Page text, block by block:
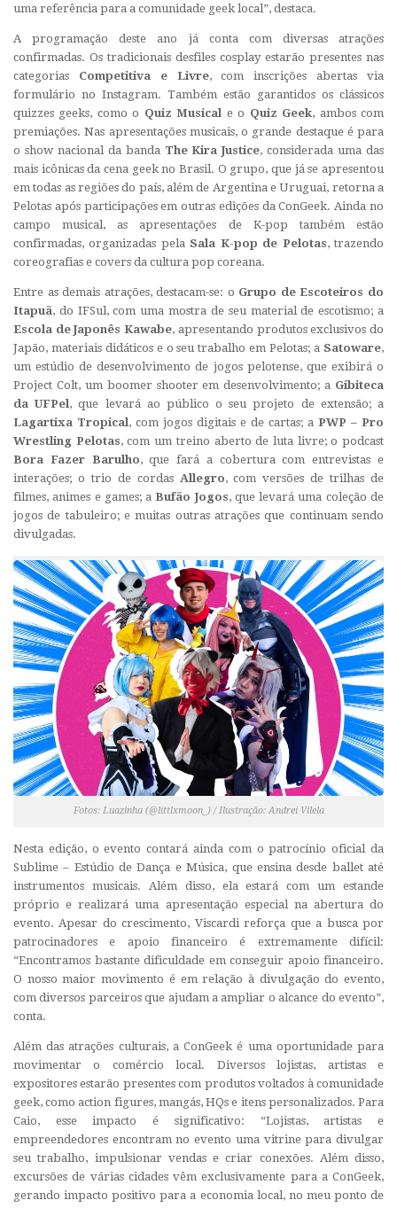
uma referência para a comunidade geek local”, destaca.
A programação deste ano já conta com diversas atrações
confirmadas. Os tradicionais desfiles cosplay estarão presentes nas
categorias Competitiva e Livre, com inscrições abertas via
formulário no Instagram. Também estão garantidos os clássicos
quizzes geeks, como o Quiz Musical e o Quiz Geek, ambos com
premiações. Nas apresentações musicais, o grande destaque é para
o show nacional da banda The Kira Justice, considerada uma das
mais icônicas da cena geek no Brasil. O grupo, que já se apresentou
em todas as regiões do país, além de Argentina e Uruguai, retorna a
Pelotas após participações em outras edições da ConGeek. Ainda no
campo musical, as apresentações de K-pop também estão
confirmadas, organizadas pelaSala K-pop de Pelotas, trazendo
coreografias e covers da cultura pop coreana.
Entre as demais atrações, destacam-se: o Grupo de Escoteiros do
Itapuã, do IFSul, com uma mostra de seu material de escotismo; a
Escola de Japonês Kawabe, apresentando produtos exclusivos do
Japão, materiais didáticos e o seu trabalho em Pelotas; a Satoware,
um estúdio de desenvolvimento de jogos pelotense, que exibirá o
Project Colt, um boomer shooter em desenvolvimento; a Gibiteca
da UFPel, que levará ao público o seu projeto de extensão; a
Lagartixa Tropical, com jogos digitais e de cartas; a PWP – Pro
Wrestling Pelotas, com um treino aberto de luta livre; o podcast
Bora Fazer Barulho, que fará a cobertura com entrevistas e
interações; o trio de cordas Allegro, com versões de trilhas de
filmes, animes e games; aBufão Jogos, que levará uma coleção de
jogos de tabuleiro; e muitas outras atrações que continuam sendo
divulgadas.
Fotos: Luazinha (@littlxmoon_) / Ilustração: Andrei Vilela
Nesta edição, o evento contará ainda com o patrocínio oficial da
Sublime – Estúdio de Dança e Música, que ensina desde ballet até
instrumentos musicais. Além disso, ela estará com um estande
próprio e realizará uma apresentação especial na abertura do
evento. Apesar do crescimento, Viscardi reforça que a busca por
patrocinadores e apoio financeiro é extremamente difícil:
“Encontramos bastante dificuldade em conseguir apoio financeiro.
O nosso maior movimento é em relação à divulgação do evento,
com diversos parceiros que ajudam a ampliar o alcance do evento”,
conta.
Além das atrações culturais, a ConGeek é uma oportunidade para
movimentar o comércio local. Diversos lojistas, artistas e
expositores estarão presentes com produtos voltados à comunidade
geek, como action figures, mangás, HQs e itens personalizados. Para
Caio, esse impacto é significativo: “Lojistas, artistas e
empreendedores encontram no evento uma vitrine para divulgar
seu trabalho, impulsionar vendas e criar conexões. Além disso,
excursões de várias cidades vêm exclusivamente para a ConGeek,
gerando impacto positivo para a economia local, no meu ponto de